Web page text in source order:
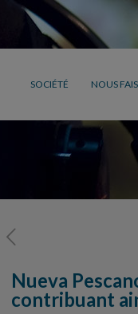
SOCIÉTÉ NOUS
Nueva
contribuant